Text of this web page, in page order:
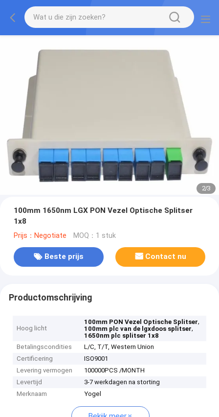
2/3
100mm 1650nm LGX PON Vezel Optische Splitser
1x8
Prijs：Negotiate MOQ：1 stuk
Beste prijs Contact nu
Productomschrijving
Hoog licht
100mm PON Vezel Optische Splitser,
100mm plc van de lgxdoos splitser,
1650nm plc splitser 1x8
Betalingscondities
L/C, T/T, Western Union
Certificering
ISO9001
Levering vermogen
100000PCS /MONTH
Levertijd
3-7 werkdagen na storting
Merknaam
Yogel